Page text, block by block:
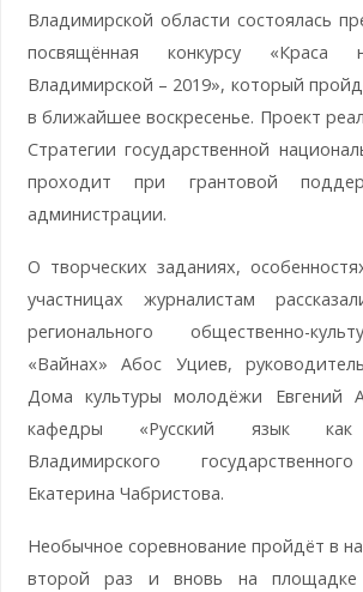
Владимирской области состоялась
посвящённая конкурсу «Краса
Владимирской – 2019», который
в ближайшее воскресенье. Проект
Стратегии государственной
проходит при грантовой
администрации.
О творческих заданиях,
участницах журналистам
регионального общественно-
«Вайнах» Абос Уциев,
Дома культуры молодёжи Евгений
кафедры «Русский язык как
Владимирского
Екатерина Чабристова.
Необычное соревнование пройдёт в
второй раз и вновь на площадке